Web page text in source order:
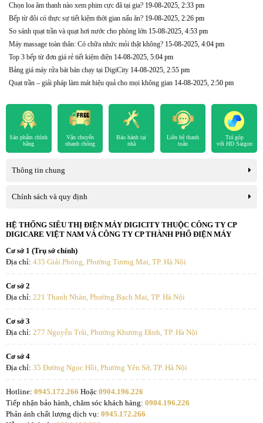
Chọn loa âm thanh nào xem phim cực đã tại gia? 19-08-2025, 2:33 pm
Bếp từ đôi có thực sự tiết kiệm thời gian nấu ăn? 19-08-2025, 2:26 pm
So sánh quạt trần và quạt hơi nước cho phòng lớn 15-08-2025, 4:53 pm
Máy massage toàn thân: Có chữa nhức mỏi thật không? 15-08-2025, 4:04 pm
Top 3 bếp từ đơn giá rẻ tiết kiệm điện 14-08-2025, 5:04 pm
Bảng giá máy rửa bát bán chạy tại DigiCity 14-08-2025, 2:55 pm
Quạt trần – giải pháp làm mát hiệu quả cho mọi không gian 14-08-2025, 2:50 pm
Sản phẩm chính
hãng
Vận chuyển
nhanh chóng
Bảo hành tại
nhà
Liên hệ thanh
toán
Trả góp
với HD Saigon
Thông tin chung
Chính sách và quy định
HỆ THỐNG SIÊU THỊ ĐIỆN MÁY DIGICITY THUỘC CÔNG TY CP
DIGICARE VIỆT NAM VÀ CÔNG TY CP THÀNH PHỐ ĐIỆN MÁY
Cơ sở 1 (Trụ sở chính)
Địa chỉ: 435 Giải Phóng, Phường Tương Mai, TP. Hà Nội
Cơ sở 2
Địa chỉ: 221 Thanh Nhàn, Phường Bạch Mai, TP. Hà Nội
Cơ sở 3
Địa chỉ: 277 Nguyễn Trãi, Phường Khương Đình, TP. Hà Nội
Cơ sở 4
Địa chỉ: 35 Đường Ngọc Hồi, Phường Yên Sở, TP. Hà Nội
Hotline: 0945.172.266 Hoặc 0904.196.226
Tiếp nhận bảo hành, chăm sóc khách hàng: 0904.196.226
Phản ánh chất lượng dịch vụ: 0945.172.266